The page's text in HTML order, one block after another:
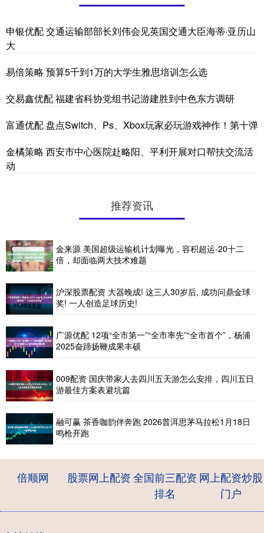
申银优配 交通运输部部长刘伟会见英国交通大臣海蒂·亚历山
大
易倍策略 预算5千到1万的大学生雅思培训怎么选
交易鑫优配 福建省科协党组书记游建胜到中色东方调研
富通优配 盘点Switch、Ps、Xbox玩家必玩游戏神作！第十弹
金橘策略 西安市中心医院赴略阳、平利开展对口帮扶交流活
动
推荐资讯
金来源 美国超级运输机计划曝光，容积超运-20十二
倍，却面临两大技术难题
沪深股票配资 大器晚成! 这三人30岁后, 成功问鼎金球
奖! 一人创造足球历史!
广源优配 12项“全市第一”“全市率先”“全市首个”，杨浦
2025奋蹄扬鞭成果丰硕
009配资 国庆带家人去四川五天游怎么安排，四川五日
游最佳方案表避坑篇
融可赢 茶香咖韵伴奔跑 2026普洱思茅马拉松1月18日
鸣枪开跑
倍顺网 股票网上配资全国前三配资
排名
网上配资炒股
门户